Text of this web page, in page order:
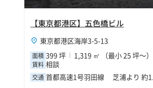
【東京都港区】五色橋ビル
東京都港区海岸3-5-13
面積 399 坪 1,319 ㎡ （最小 25 坪～）
賃料 相談
交通 首都高速1号羽田線 芝浦より 約